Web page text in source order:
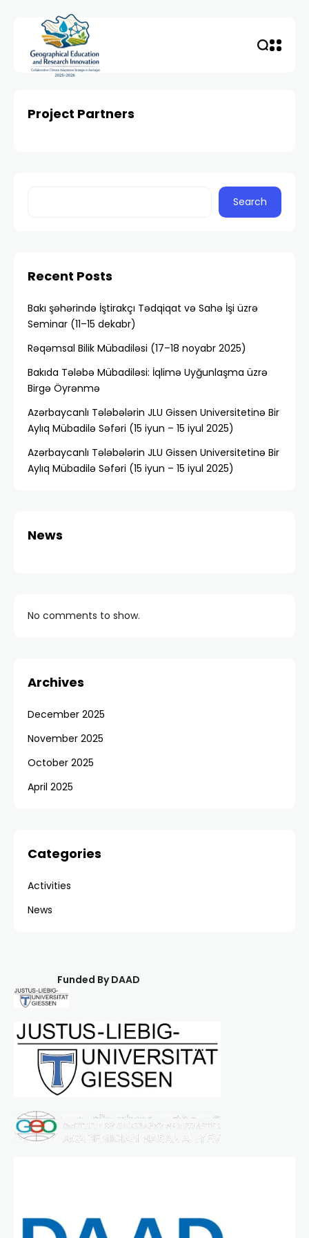
Project Partners
Search
Recent Posts
Bakı şəhərində İştirakçı Tədqiqat və Sahə İşi üzrə
Seminar (11–15 dekabr)
Rəqəmsal Bilik Mübadiləsi (17–18 noyabr 2025)
Bakıda Tələbə Mübadiləsi: İqlimə Uyğunlaşma üzrə
Birgə Öyrənmə
Azərbaycanlı Tələbələrin JLU Gissen Universitetinə Bir
Aylıq Mübadilə Səfəri (15 iyun – 15 iyul 2025)
Azərbaycanlı Tələbələrin JLU Gissen Universitetinə Bir
Aylıq Mübadilə Səfəri (15 iyun – 15 iyul 2025)
News
No comments to show.
Archives
December 2025
November 2025
October 2025
April 2025
Categories
Activities
News
Funded By DAAD